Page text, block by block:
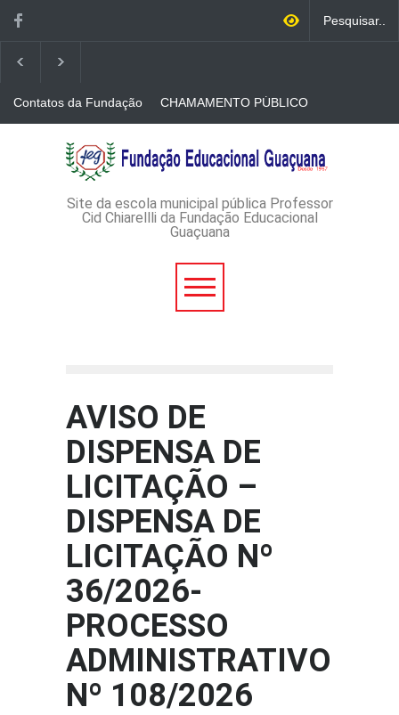
Contatos da Fundação
CHAMAMENTO PÚBLICO
CREDENCIAMENTO DE
IMPRESSOS
AVISO DE DISPENSA DE
LICITAÇÃO - DISPENSA DE
LICITAÇÃO Nº 53/2026-
ADMINISTRATIVO Nº
Site da escola municipal pública Professor
Cid Chiarellli da Fundação Educacional
Guaçuana
AVISO DE
DISPENSA DE
LICITAÇÃO –
DISPENSA DE
LICITAÇÃO Nº
36/2026-
PROCESSO
ADMINISTRATIVO
Nº 108/2026